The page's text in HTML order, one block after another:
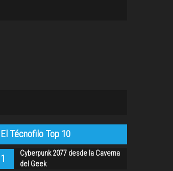
El Técnofilo Top 10
1
Cyberpunk 2077 desde la Caverna
del Geek